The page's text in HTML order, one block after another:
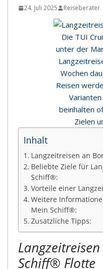
24. Juli 2025 Reiseberater
Die TUI
unter der
Wochen
Reisen
beinhalten
Zielen
Inhalt
Langzeitreisen an
Beliebte Ziele für
Schiff®:
Vorteile einer
Weitere
Mein Schiff®:
Zusätzliche Tipps:
Schiff® Flotte